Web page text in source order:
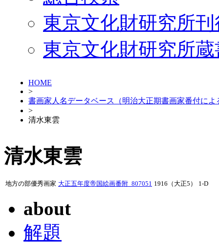
東京文化財研究所
東京文化財研究所
HOME
>
書画家人名データベース（明治大正期書画家番付によ
>
清水東雲
清水東雲
地方の部優秀画家 大正五年度帝国絵画番附_807051 1916（大正5） 1-D
about
解題